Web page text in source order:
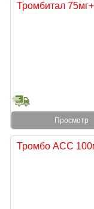
Тромбитал
Просмотр
Тромбо АСС